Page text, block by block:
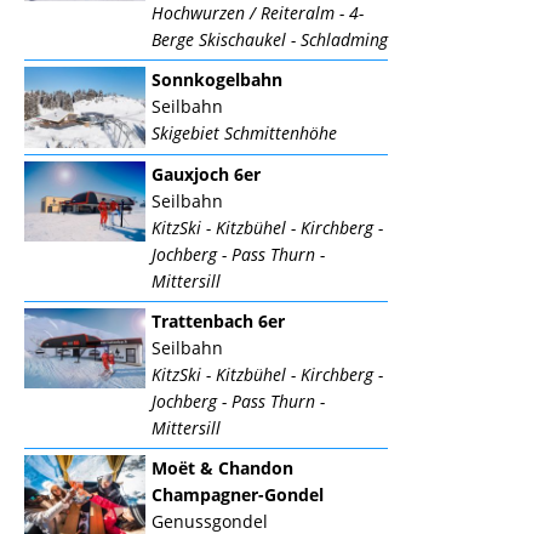
Hochwurzen / Reiteralm - 4-
Berge Skischaukel - Schladming
Sonnkogelbahn
Seilbahn
Skigebiet Schmittenhöhe
Gauxjoch 6er
Seilbahn
KitzSki - Kitzbühel - Kirchberg -
Jochberg - Pass Thurn -
Mittersill
Trattenbach 6er
Seilbahn
KitzSki - Kitzbühel - Kirchberg -
Jochberg - Pass Thurn -
Mittersill
Moët & Chandon
Champagner-Gondel
Genussgondel